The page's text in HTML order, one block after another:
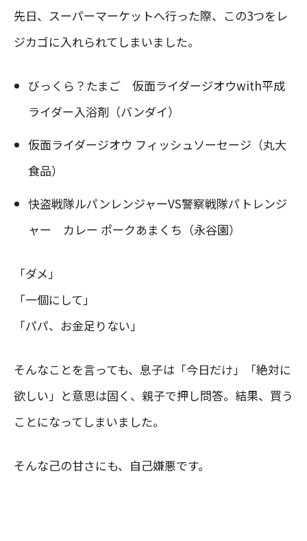
先日、スーパーマーケットへ行った際、この3つをレ
ジカゴに入れられてしまいました。
びっくら？たまご 仮面ライダージオウwith平成
ライダー入浴剤（バンダイ）
仮面ライダージオウ フィッシュソーセージ（丸大
食品）
快盗戦隊ルパンレンジャーVS警察戦隊パトレンジ
ャー カレー ポークあまくち（永谷園）
「ダメ」
「一個にして」
「パパ、お金足りない」
そんなことを言っても、息子は「今日だけ」「絶対に
欲しい」と意思は固く、親子で押し問答。結果、買う
ことになってしまいました。
そんな己の甘さにも、自己嫌悪です。